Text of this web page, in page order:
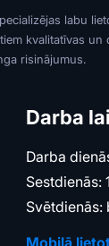
labu
kvalitatīvas un
risinājumus.
Darba
Darba
Sestdienās:
Svētdienās:
Mobilā